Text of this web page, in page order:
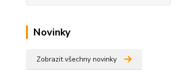
Novinky
Zobrazit všechny novinky